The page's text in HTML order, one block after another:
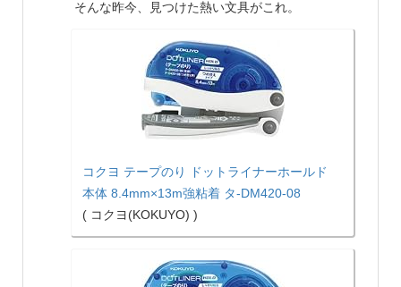
そんな昨今、見つけた熱い文具がこれ。
コクヨ テープのり ドットライナーホールド
本体 8.4mm×13m強粘着 タ-DM420-08
( コクヨ(KOKUYO) )